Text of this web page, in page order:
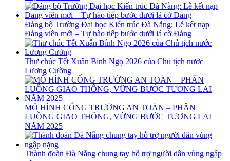
Đảng bộ Trường Đại học Kiến trúc Đà Nẵng: Lễ kết nạp
Đảng viên mới – Tự hào tiếp bước dưới lá cờ Đảng
Thư chúc Tết Xuân Bính Ngọ 2026 của Chủ tịch nước
Lương Cường
MÔ HÌNH CỔNG TRƯỜNG AN TOÀN – PHÂN
LUỒNG GIAO THÔNG, VỮNG BƯỚC TƯƠNG LAI
NĂM 2025
Thành đoàn Đà Nẵng chung tay hỗ trợ người dân vùng ngập